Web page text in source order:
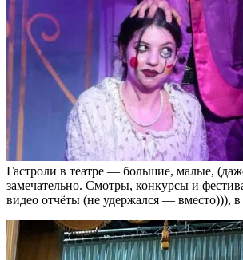
Гастроли в театре — большие, малые,
замечательно. Смотры, конкурсы и
видео отчёты (не удержался — вместо))),